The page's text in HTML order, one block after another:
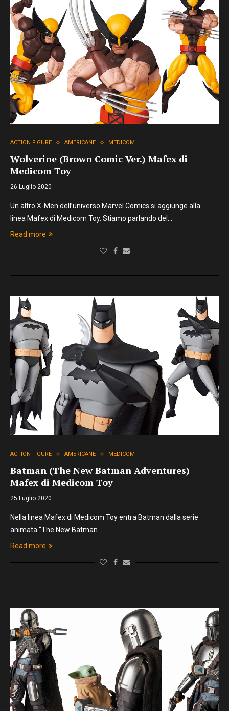
ACTION FIGURE AMERICANE MEDICOM
Wolverine (Brown Comic Ver.) Mafex di
Medicom Toy
26 Luglio 2020
Un altro X-Men dell’universo Marvel Comics si aggiunge alla
linea Mafex di Medicom Toy. Stiamo parlando del…
Read more
ACTION FIGURE AMERICANE MEDICOM
Batman (The New Batman Adventures)
Mafex di Medicom Toy
25 Luglio 2020
Nella linea Mafex di Medicom Toy entra Batman dalla serie
animata “The New Batman…
Read more